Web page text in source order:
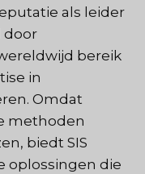
als leider
door
bereik
in
Omdat
methoden
biedt SIS
oplossingen die